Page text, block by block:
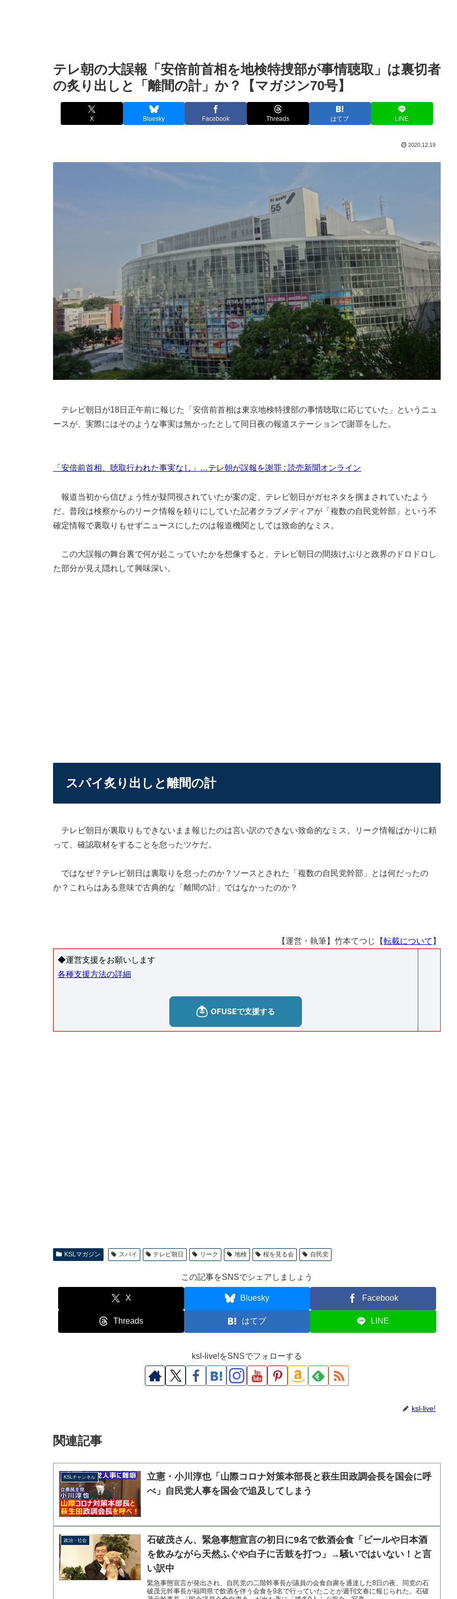
テレ朝の大誤報「安倍前首相を地検特捜部が事情聴取」は裏切者
の炙り出しと「離間の計」か？【マガジン70号】
X Bluesky Facebook Threads はてブ LINE
2020.12.19
テレビ朝日が18日正午前に報じた「安倍前首相は東京地検特捜部の事情聴取に応じていた」というニュ
ースが、実際にはそのような事実は無かったとして同日夜の報道ステーションで謝罪をした。
「安倍前首相、聴取行われた事実なし」…テレ朝が誤報を謝罪 : 読売新聞オンライン
報道当初から信ぴょう性が疑問視されていたが案の定、テレビ朝日がガセネタを掴まされていたよう
だ。普段は検察からのリーク情報を頼りにしていた記者クラブメディアが「複数の自民党幹部」という不
確定情報で裏取りもせずニュースにしたのは報道機関としては致命的なミス。
この大誤報の舞台裏で何が起こっていたかを想像すると、テレビ朝日の間抜けぶりと政界のドロドロし
た部分が見え隠れして興味深い。
スパイ炙り出しと離間の計
テレビ朝日が裏取りもできないまま報じたのは言い訳のできない致命的なミス。リーク情報ばかりに頼
って、確認取材をすることを怠ったツケだ。
ではなぜ？テレビ朝日は裏取りを怠ったのか？ソースとされた「複数の自民党幹部」とは何だったの
か？これらはある意味で古典的な「離間の計」ではなかったのか？
【運営・執筆】竹本てつじ【転載について 】
◆運営支援をお願いします
各種支援方法の詳細
KSLマガジン スパイ テレビ朝日 リーク 地検 桜を見る会 自民党
この記事をSNSでシェアしましょう
X Bluesky Facebook
Threads はてブ LINE
ksl-live!をSNSでフォローする
ksl-live!
関連記事
KSLチャンネル
立憲・小川淳也「山際コロナ対策本部長と萩生田政調会長を国会に呼
べ」自民党人事を国会で追及してしまう
政治・社会
石破茂さん、緊急事態宣言の初日に9名で飲酒会食「ビールや日本酒
を飲みながら天然ふぐや白子に舌鼓を打つ」→騒いではいない！と言
い訳中
緊急事態宣言が発出され、自民党の二階幹事長が議員の会食自粛を通達した8日の夜、同党の石
破茂元幹事長が福岡県で飲酒を伴う会食を9名で行っていたことが週刊文春に報じられた。石破